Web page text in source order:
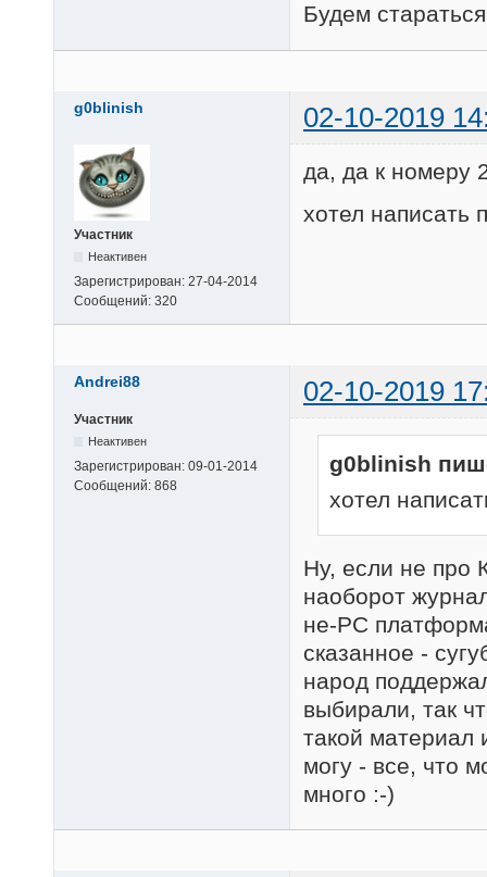
Будем
g0blinish 02-10-2019
Участник
Неактивен
Зарегистрирован: 27-04-2014
Сообщений: 320
да, да к номеру
хотел написать
Andrei88 02-10-2019
Участник
Неактивен
Зарегистрирован: 09-01-2014
Сообщений: 868
g0blinish
хотел
Ну, если не про
наоборот
не-PC
сказанное -
народ
выбирали, так
такой материал
могу - все, что
много :-)